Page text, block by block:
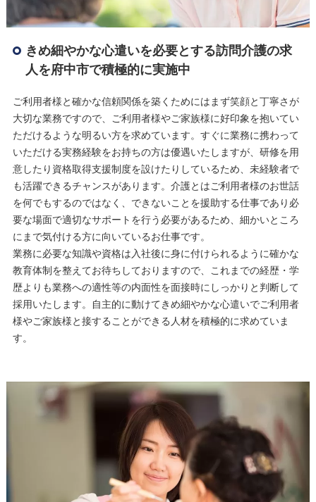
きめ細やかな心遣いを必要とする訪問介護の求
人を府中市で積極的に実施中
ご利用者様と確かな信頼関係を築くためにはまず笑顔と丁寧さが
大切な業務ですので、ご利用者様やご家族様に好印象を抱いてい
ただけるような明るい方を求めています。すぐに業務に携わって
いただける実務経験をお持ちの方は優遇いたしますが、研修を用
意したり資格取得支援制度を設けたりしているため、未経験者で
も活躍できるチャンスがあります。介護とはご利用者様のお世話
を何でもするのではなく、できないことを援助する仕事であり必
要な場面で適切なサポートを行う必要があるため、細かいところ
にまで気付ける方に向いているお仕事です。
業務に必要な知識や資格は入社後に身に付けられるように確かな
教育体制を整えてお待ちしておりますので、これまでの経歴・学
歴よりも業務への適性等の内面性を面接時にしっかりと判断して
採用いたします。自主的に動けてきめ細やかな心遣いでご利用者
様やご家族様と接することができる人材を積極的に求めていま
す。